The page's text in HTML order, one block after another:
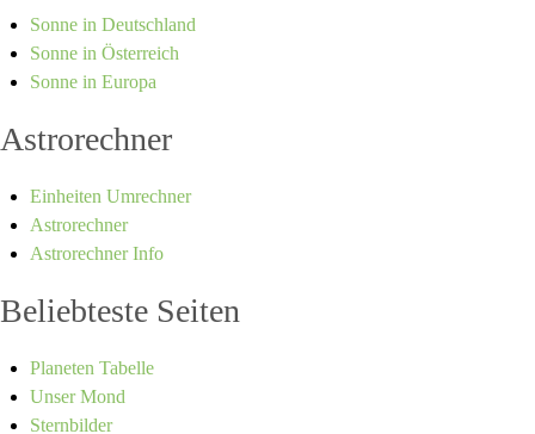
Sonne in Deutschland
Sonne in Österreich
Sonne in Europa
Astrorechner
Einheiten Umrechner
Astrorechner
Astrorechner Info
Beliebteste Seiten
Planeten Tabelle
Unser Mond
Sternbilder